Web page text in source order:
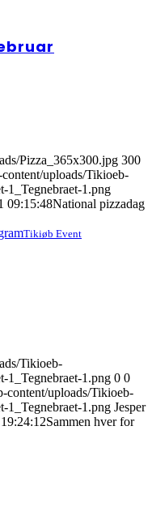
Pizza_365x300.jpg 300
uploads/Tikioeb-
1_Tegnebraet-1.png
09:15:48National pizzadag
Tikiøb Event
Tikioeb-
1_Tegnebraet-1.png 0 0
content/uploads/Tikioeb-
1_Tegnebraet-1.png Jesper
Sammen hver for